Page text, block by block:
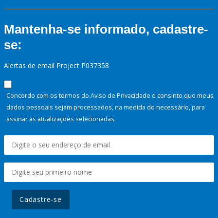
Mantenha-se informado, cadastre-
se:
Alertas de email Project P037358
Concordo com os termos do Aviso de Privacidade e consinto que meus
dados pessoais sejam processados, na medida do necessário, para
assinar as atualizações selecionadas.
Cadastre-se